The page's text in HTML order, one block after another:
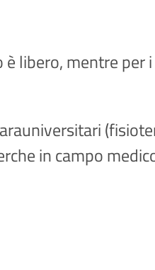
libero, mentre per
in campo